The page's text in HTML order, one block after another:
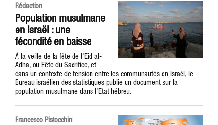
Rédaction
Population musulmane
en Israël : une
fécondité en baisse
À la veille de la fête de l’Eid al-
Adha, ou Fête du Sacrifice, et
dans un contexte de tension entre les communautés en Israël, le
Bureau israélien des statistiques publie un document sur la
population musulmane dans l’Etat hébreu.
Francesco Pistocchini